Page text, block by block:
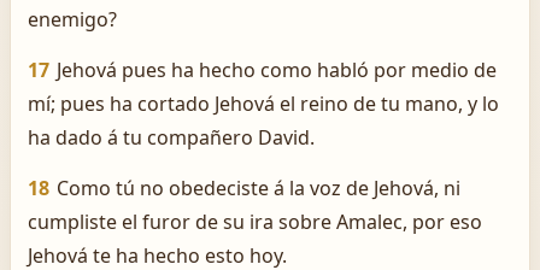
enemigo?
17 Jehová pues ha hecho como habló por medio de
mí; pues ha cortado Jehová el reino de tu mano, y lo
ha dado á tu compañero David.
18 Como tú no obedeciste á la voz de Jehová, ni
cumpliste el furor de su ira sobre Amalec, por eso
Jehová te ha hecho esto hoy.